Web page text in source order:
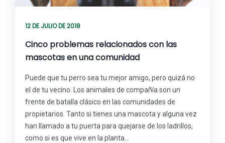
12 DE JULIO DE 2018
Cinco problemas relacionados con las
mascotas en una comunidad
Puede que tu perro sea tu mejor amigo, pero quizá no
el de tu vecino. Los animales de compañía son un
frente de batalla clásico en las comunidades de
propietarios. Tanto si tienes una mascota y alguna vez
han llamado a tu puerta para quejarse de los ladrillos,
como si es que vive en la planta…